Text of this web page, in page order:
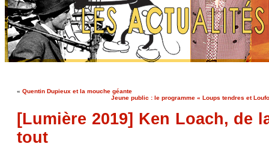
« Quentin Dupieux et la mouche géante
Jeune public : le programme « Loups tendres et
[Lumière 2019] Ken Loach, de
tout